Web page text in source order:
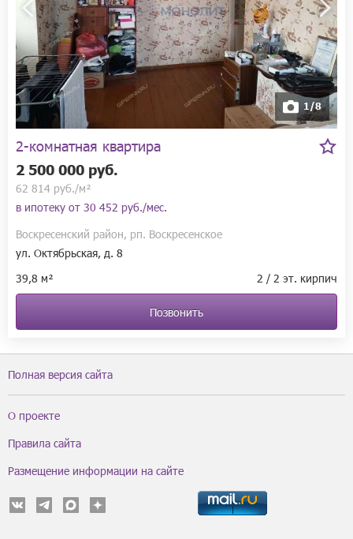
1/8
2-комнатная квартира
2 500 000 руб.
62 814 руб./м²
в ипотеку от 30 452 руб./мес.
Воскресенский район, рп. Воскресенское
ул. Октябрьская, д. 8
39,8 м²
2 / 2 эт. кирпич
Позвонить
Полная версия сайта
О проекте
Правила сайта
Размещение информации на сайте